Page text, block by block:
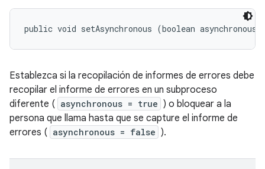
public void setAsynchronous (boolean asynchronous)
Establezca si la recopilación de informes de errores debe
recopilar el informe de errores en un subproceso
diferente ( asynchronous = true ) o bloquear a la
persona que llama hasta que se capture el informe de
errores ( asynchronous = false ).